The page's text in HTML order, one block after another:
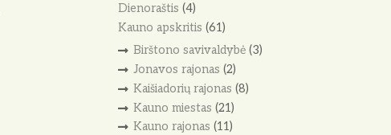
Dienoraštis (4)
Kauno apskritis (61)
Birštono savivaldybė(3)
Jonavos rajonas (2)
Kaišiadorių rajonas (8)
Kauno miestas (21)
Kauno rajonas (11)